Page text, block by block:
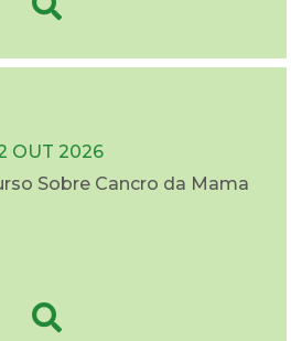
OUT 2026
Sobre Cancro da Mama